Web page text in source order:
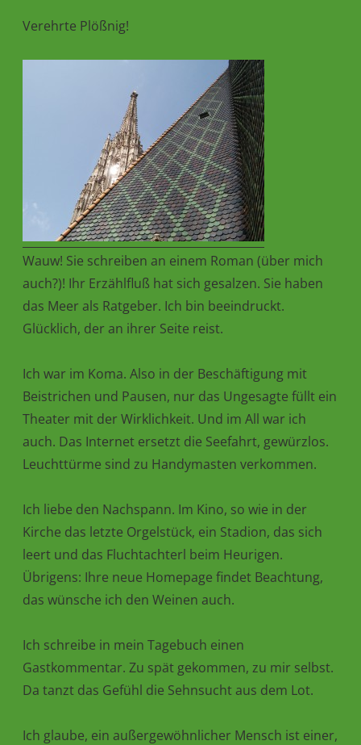
Verehrte Plößnig!
Wauw! Sie schreiben an einem Roman (über mich
auch?)! Ihr Erzählfluß hat sich gesalzen. Sie haben
das Meer als Ratgeber. Ich bin beeindruckt.
Glücklich, der an ihrer Seite reist.
Ich war im Koma. Also in der Beschäftigung mit
Beistrichen und Pausen, nur das Ungesagte füllt ein
Theater mit der Wirklichkeit. Und im All war ich
auch. Das Internet ersetzt die Seefahrt, gewürzlos.
Leuchttürme sind zu Handymasten verkommen.
Ich liebe den Nachspann. Im Kino, so wie in der
Kirche das letzte Orgelstück, ein Stadion, das sich
leert und das Fluchtachterl beim Heurigen.
Übrigens: Ihre neue Homepage findet Beachtung,
das wünsche ich den Weinen auch.
Ich schreibe in mein Tagebuch einen
Gastkommentar. Zu spät gekommen, zu mir selbst.
Da tanzt das Gefühl die Sehnsucht aus dem Lot.
Ich glaube, ein außergewöhnlicher Mensch ist einer,